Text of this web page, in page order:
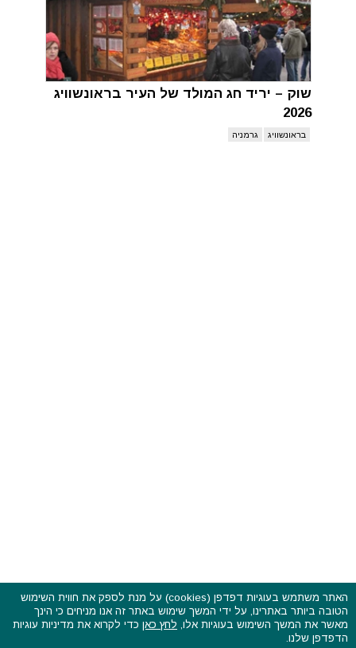
שוק – יריד חג המולד של העיר בראונשוויג
2026
בראונשוויג גרמניה
פסטיבלים וקרנבלים בעולם - כל הזכויות שמורות © 2015 - 2026
בשותפות עםCarniFest Online
האתר משתמש בעוגיות דפדפן (cookies) על מנת לספק את חווית השימוש
הטובה ביותר באתרינו, על ידי המשך שימוש באתר זה אנו מניחים כי הינך
מאשר את המשך השימוש בעוגיות אלו, לחץ כאן כדי לקרוא את מדיניות עוגיות
הדפדפן שלנו.